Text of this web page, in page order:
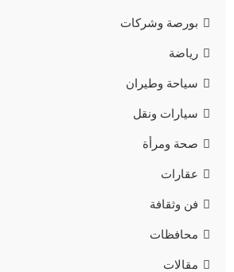
بورصة وشركات
رياضة
سياحة وطيران
سيارات ونقل
صحة ومرأة
عقارات
فن وثقافة
محافظات
مقالات